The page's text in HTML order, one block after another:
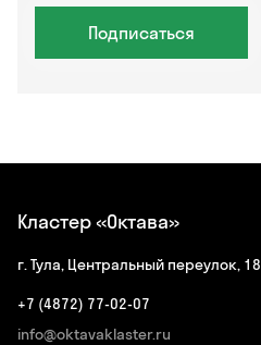
Подписаться
Кластер «Октава»
г. Тула, Центральный переулок, 18
+7 (4872) 77-02-07
info@oktavaklaster.ru